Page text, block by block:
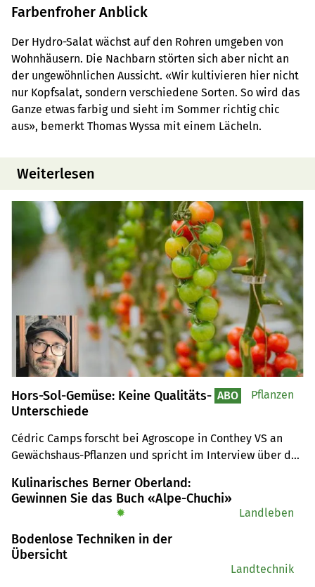
Farbenfroher Anblick
Der Hydro-Salat wächst auf den Rohren umgeben von
Wohnhäusern. Die Nachbarn störten sich aber nicht an
der ungewöhnlichen Aussicht. «Wir kultivieren hier nicht
nur Kopfsalat, sondern verschiedene Sorten. So wird das
Ganze etwas farbig und sieht im Sommer richtig chic
aus», bemerkt Thomas Wyssa mit einem Lächeln.
Weiterlesen
Hors-Sol-Gemüse: Keine Qualitäts-
Unterschiede
Cédric Camps forscht bei Agroscope in Conthey VS an
Gewächshaus-Pflanzen und spricht im Interview über den
ABO Pflanzen
Kulinarisches Berner Oberland:
Gewinnen Sie das Buch «Alpe-Chuchi»
✹ Landleben
Bodenlose Techniken in der
Übersicht
Landtechnik